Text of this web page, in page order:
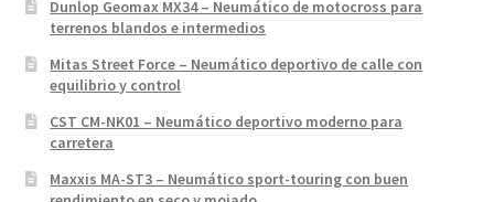
Dunlop Geomax MX34 – Neumático de motocross para
terrenos blandos e intermedios
Mitas Street Force – Neumático deportivo de calle con
equilibrio y control
CST CM-NK01 – Neumático deportivo moderno para
carretera
Maxxis MA-ST3 – Neumático sport-touring con buen